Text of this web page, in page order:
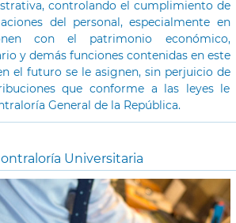
controlando el cumplimiento de
del personal, especialmente en
con el patrimonio económico,
y demás funciones contenidas en este
el futuro se le asignen, sin perjuicio de
que conforme a las leyes le
General de la República.
Universitaria